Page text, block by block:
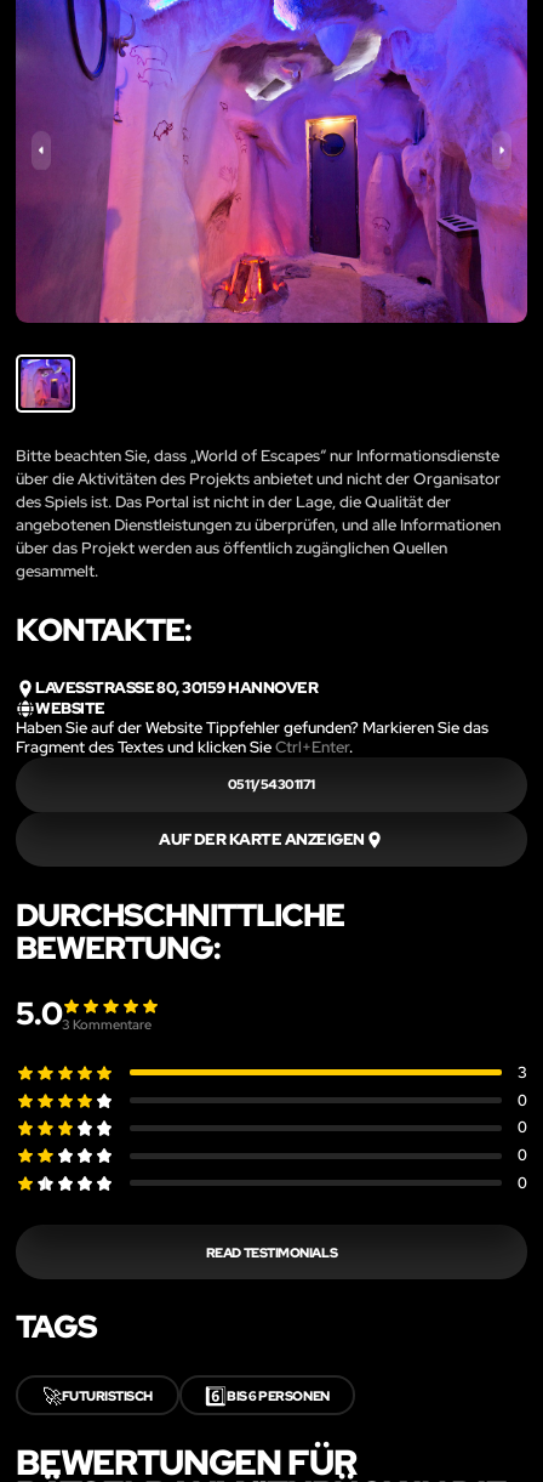
Bitte beachten Sie, dass „World of Escapes“ nur Informationsdienste
über die Aktivitäten des Projekts anbietet und nicht der Organisator
des Spiels ist. Das Portal ist nicht in der Lage, die Qualität der
angebotenen Dienstleistungen zu überprüfen, und alle Informationen
über das Projekt werden aus öffentlich zugänglichen Quellen
gesammelt.
KONTAKTE:
LAVESSTRASSE 80, 30159 HANNOVER
WEBSITE
Haben Sie auf der Website Tippfehler gefunden? Markieren Sie das
Fragment des Textes und klicken SieCtrl+Enter.
0511/54301171
AUF DER KARTE ANZEIGEN
DURCHSCHNITTLICHE
BEWERTUNG:
5.03 Kommentare
3
0
0
0
0
READ TESTIMONIALS
TAGS
🚀FUTURISTISCH 6️⃣BIS 6 PERSONEN
BEWERTUNGEN FÜR